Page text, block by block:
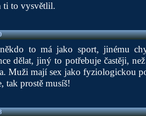
ti to vysvětlil.
to má jako sport, jinému
dělat, jiný to potřebuje častěji,
Muži mají sex jako fyziologickou
tak prostě musíš!